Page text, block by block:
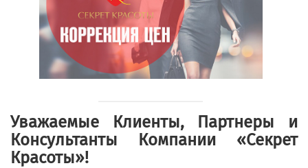
Уважаемые Клиенты, Партнеры и
Консультанты Компании «Секрет
Красоты»!